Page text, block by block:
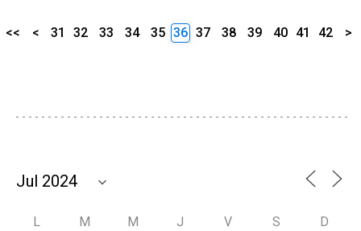
<< < 31 32 33 34 35 36 37 38 39 40 41 42 >
L M M J V S D